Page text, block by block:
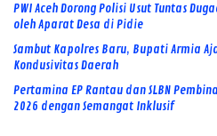
PWI Aceh Dorong Polisi Usut Tuntas
oleh Aparat Desa di Pidie
Sambut Kapolres Baru, Bupati Armia
Kondusivitas Daerah
Pertamina EP Rantau dan SLBN
2026 dengan Semangat Inklusif